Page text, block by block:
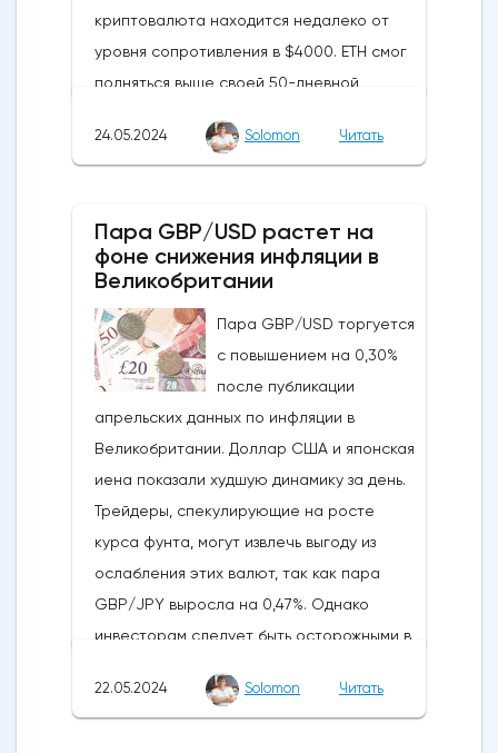
криптовалюта находится недалеко от
уровня сопротивления в $4000. ETH смог
подняться выше своей 50-дневной
бычьих колебаний, которые могут развеять
криптовалюты.Курс супер-альткоина не
рос до тех пор, пока за неделю до
21Shares и ARK не утвердили спотовые ETF
на Ethereum. К счастью для Ethereum, в
понедельник, 20 мая, ожидания стали
более оптимистичными, что помогло
криптовалюте вырасти более чем на 20%.
Таким образом, Ethereum преодолел
отметку сопротивления в 3800
долларов.Осцилляторы и цена самого
Эфириума показывают, что произошло
значительное восстановление
динамической стороны монеты. Таким
образом, все эти факторы будут
поддерживать дальнейший рост
24.05.2024 Solomon Читать
Пара GBP/USD растет на
фоне снижения инфляции в
Великобритании
Пара GBP/USD торгуется
с повышением на 0,30%
после публикации
апрельских данных по инфляции в
Великобритании. Доллар США и японская
иена показали худшую динамику за день.
Трейдеры, спекулирующие на росте
курса фунта, могут извлечь выгоду из
ослабления этих валют, так как пара
GBP/JPY выросла на 0,47%. Однако
инвесторам следует быть осторожными в
связи с открытием европейского
22.05.2024 Solomon Читать